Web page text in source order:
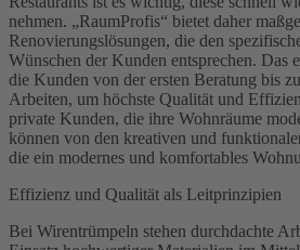
nehmen. „RaumProfis“ bietet daher
Renovierungslösungen, die den
Wünschen der Kunden entsprechen. Das
die Kunden von der ersten Beratung bis
Arbeiten, um höchste Qualität und
private Kunden, die ihre Wohnräume
können von den kreativen und
die ein modernes und komfortables
Effizienz und Qualität als Leitprinzipien
Bei Wirentrümpeln stehen durchdachte